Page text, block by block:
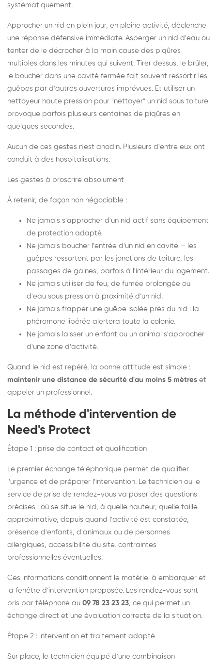
systématiquement.
Approcher un nid en plein jour, en pleine activité, déclenche
une réponse défensive immédiate. Asperger un nid d'eau ou
tenter de le décrocher à la main cause des piqûres
multiples dans les minutes qui suivent. Tirer dessus, le brûler,
le boucher dans une cavité fermée fait souvent ressortir les
guêpes par d'autres ouvertures imprévues. Et utiliser un
nettoyeur haute pression pour "nettoyer" un nid sous toiture
provoque parfois plusieurs centaines de piqûres en
quelques secondes.
Aucun de ces gestes n'est anodin. Plusieurs d'entre eux ont
conduit à des hospitalisations.
Les gestes à proscrire absolument
À retenir, de façon non négociable :
Ne jamais s'approcher d'un nid actif sans équipement
de protection adapté.
Ne jamais boucher l'entrée d'un nid en cavité — les
guêpes ressortent par les jonctions de toiture, les
passages de gaines, parfois à l'intérieur du logement.
Ne jamais utiliser de feu, de fumée prolongée ou
d'eau sous pression à proximité d'un nid.
Ne jamais frapper une guêpe isolée près du nid : la
phéromone libérée alertera toute la colonie.
Ne jamais laisser un enfant ou un animal s'approcher
d'une zone d'activité.
Quand le nid est repéré, la bonne attitude est simple :
maintenir une distance de sécurité d'au moins 5 mètres et
appeler un professionnel.
La méthode d'intervention de
Need's Protect
Étape 1 : prise de contact et qualification
Le premier échange téléphonique permet de qualifier
l'urgence et de préparer l'intervention. Le technicien ou le
service de prise de rendez-vous va poser des questions
précises : où se situe le nid, à quelle hauteur, quelle taille
approximative, depuis quand l'activité est constatée,
présence d'enfants, d'animaux ou de personnes
allergiques, accessibilité du site, contraintes
professionnelles éventuelles.
Ces informations conditionnent le matériel à embarquer et
la fenêtre d'intervention proposée. Les rendez-vous sont
pris par téléphone au 09 78 23 23 23, ce qui permet un
échange direct et une évaluation correcte de la situation.
Étape 2 : intervention et traitement adapté
Sur place, le technicien équipé d'une combinaison